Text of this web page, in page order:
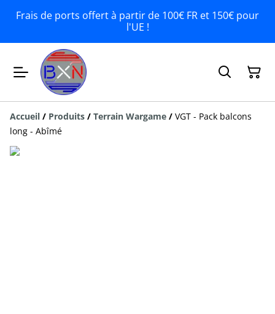
Frais de ports offert à partir de 100€ FR et 150€ pour
l'UE !
Accueil / Produits / Terrain Wargame / VGT - Pack balcons
long - Abîmé